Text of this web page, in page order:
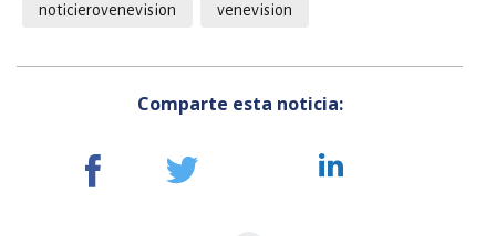
noticierovenevision venevision
Comparte esta noticia: